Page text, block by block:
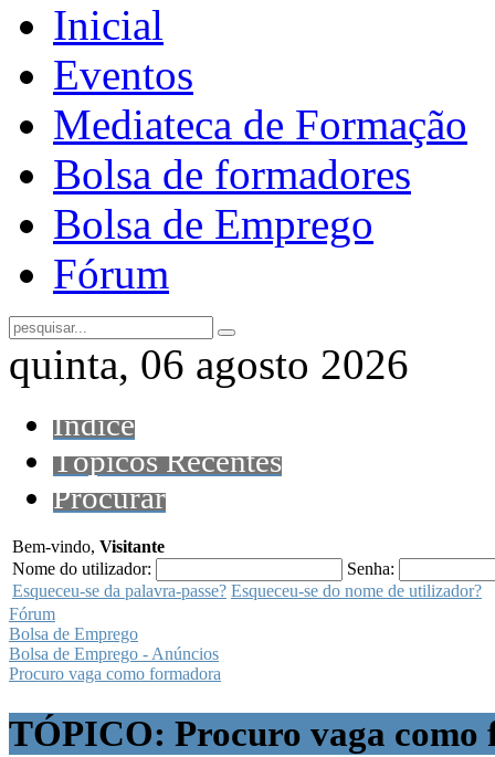
Inicial
Eventos
Mediateca de Formação
Bolsa de formadores
Bolsa de Emprego
Fórum
quinta, 06 agosto 2026
Índice
Tópicos Recentes
Procurar
Bem-vindo, Visitante
Nome do utilizador:
Senha:
Esqueceu-se da palavra-passe? Esqueceu-se do nome de utilizador?
Fórum
Bolsa de Emprego
Bolsa de Emprego - Anúncios
Procuro vaga como formadora
TÓPICO: Procuro vaga como